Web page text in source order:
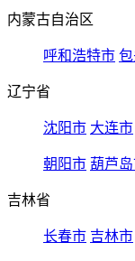
内蒙古自治区
呼和浩特市
辽宁省
沈阳市 大连市
朝阳市 葫芦
吉林省
长春市 吉林市